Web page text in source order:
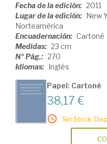
Fecha de la edición: 2011
Lugar de la edición: New
Norteamérica
Encuadernación: Cartoné
Medidas: 23 cm
Nº Pág.: 270
Idiomas: Inglés
Papel: Cartoné
38,17 €
Sin Stock.